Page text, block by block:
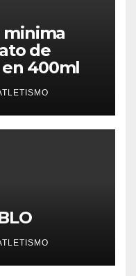
minima
de
en 400ml